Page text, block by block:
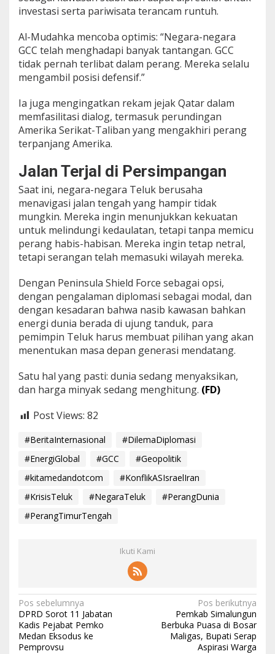
investasi serta pariwisata terancam runtuh.
Al-Mudahka mencoba optimis: “Negara-negara
GCC telah menghadapi banyak tantangan. GCC
tidak pernah terlibat dalam perang. Mereka selalu
mengambil posisi defensif.”
Ia juga mengingatkan rekam jejak Qatar dalam
memfasilitasi dialog, termasuk perundingan
Amerika Serikat-Taliban yang mengakhiri perang
terpanjang Amerika.
Jalan Terjal di Persimpangan
Saat ini, negara-negara Teluk berusaha
menavigasi jalan tengah yang hampir tidak
mungkin. Mereka ingin menunjukkan kekuatan
untuk melindungi kedaulatan, tetapi tanpa memicu
perang habis-habisan. Mereka ingin tetap netral,
tetapi serangan telah memasuki wilayah mereka.
Dengan Peninsula Shield Force sebagai opsi,
dengan pengalaman diplomasi sebagai modal, dan
dengan kesadaran bahwa nasib kawasan bahkan
energi dunia berada di ujung tanduk, para
pemimpin Teluk harus membuat pilihan yang akan
menentukan masa depan generasi mendatang.
Satu hal yang pasti: dunia sedang menyaksikan,
dan harga minyak sedang menghitung. (FD)
Post Views: 82
#BeritaInternasional
#DilemaDiplomasi
#EnergiGlobal
#GCC
#Geopolitik
#kitamedandotcom
#KonflikASIsraelIran
#KrisisTeluk
#NegaraTeluk
#PerangDunia
#PerangTimurTengah
Ikuti Kami
N
a
v
Pos sebelumnya
DPRD Sorot 11 Jabatan
Kadis Pejabat Pemko
Medan Eksodus ke
Pemprovsu
Pos berikutnya
Pemkab Simalungun
Berbuka Puasa di Bosar
Maligas, Bupati Serap
Aspirasi Warga